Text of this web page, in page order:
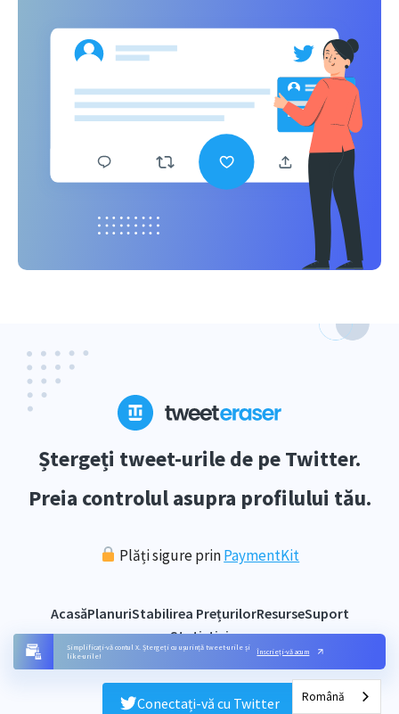
Simplificați-vă contul X. Ștergeți cu ușurință tweet-urile și
like-urile!
Înscrieți-vă acum
Ștergeți tweet-urile de pe Twitter.
Preia controlul asupra profilului tău.
Plăți sigure prinPaymentKit
AcasăPlanuriStabilirea PrețurilorResurseSuport
Statistici
Conectați-vă cu Twitter Română